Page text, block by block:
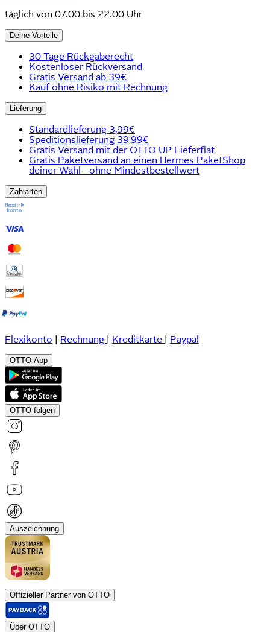
täglich von 07.00 bis 22.00 Uhr
Deine Vorteile
30 Tage Rückgaberecht
Kostenloser Rückversand
Gratis Versand ab 39€
Kauf ohne Risiko mit Rechnung
Lieferung
Standardlieferung 3,99€
Speditionslieferung 39,99€
Gratis Versand mit der OTTO UP Lieferflat
Gratis Paketversand an einen Hermes PaketShop
deiner Wahl - ohne Mindestbestellwert
Zahlarten
Flexikonto Rechnung Kreditkarte Paypal
OTTO App
OTTO folgen
Auszeichnung
Offizieller Partner von OTTO
Über OTTO